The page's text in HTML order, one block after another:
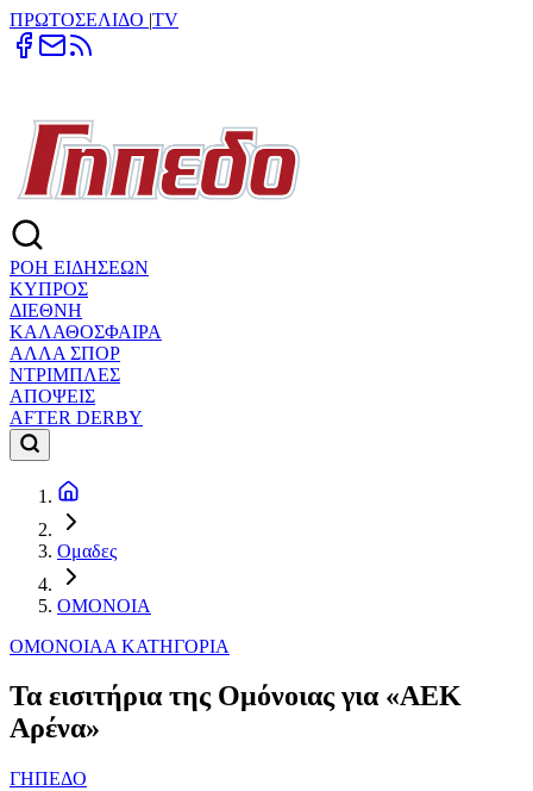
ΠΡΩΤΟΣΕΛΙΔΟ |TV
ΡΟΗ ΕΙΔΗΣΕΩΝ
ΚΥΠΡΟΣ
ΔΙΕΘΝΗ
ΚΑΛΑΘΟΣΦΑΙΡΑ
ΑΛΛΑ ΣΠΟΡ
ΝΤΡΙΜΠΛΕΣ
ΑΠΟΨΕΙΣ
AFTER DERBY
Ομαδες
ΟΜΟΝΟΙΑ
ΟΜΟΝΟΙΑΑ ΚΑΤΗΓΟΡΙΑ
Τα εισιτήρια της Ομόνοιας για «ΑΕΚ
Αρένα»
ΓΗΠΕΔΟ